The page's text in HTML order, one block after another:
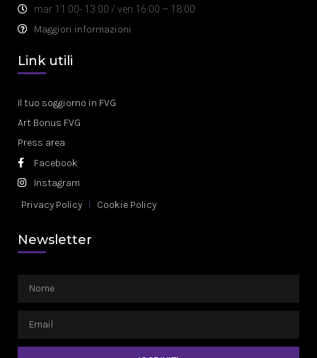
mar 11:00- 13:00 / ven 16:00 – 18:00
Maggiori informazioni
Link utili
Il tuo soggiorno in FVG
Art Bonus FVG
Press area
Facebook
Instagram
Privacy Policy
Cookie Policy
Newsletter